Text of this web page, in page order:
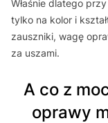
Właśnie dlatego
tylko na kolor i
zauszniki, wagę
za uszami.
A co z mocą soczewek? Tu dobór
oprawy